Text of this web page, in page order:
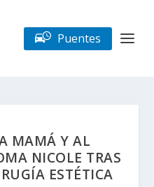
Puentes
MAMÁ Y AL
NICOLE TRAS
ESTÉTICA